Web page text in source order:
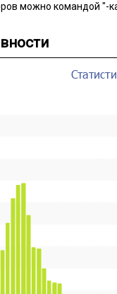
можно командой "-